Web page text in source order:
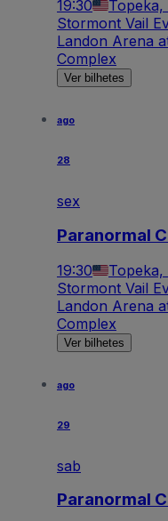
19:30 Topeka,
Stormont Vail
Landon Arena
Complex
Ver bilhetes
ago
28
sex
Paranormal
19:30 Topeka,
Stormont Vail
Landon Arena
Complex
Ver bilhetes
ago
29
sab
Paranormal